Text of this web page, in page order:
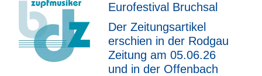
Eurofestival Bruchsal
Der Zeitungsartikel
erschien in der Rodgau
Zeitung am 05.06.26
und in der Offenbach